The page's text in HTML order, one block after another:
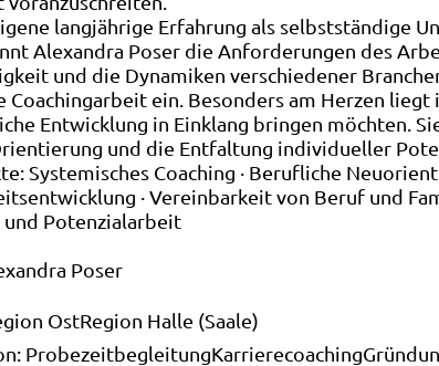
langjährige Erfahrung als selbstständige
Alexandra Poser die Anforderungen des
und die Dynamiken verschiedener
Coachingarbeit ein. Besonders am Herzen
Entwicklung in Einklang bringen möchten.
und die Entfaltung individueller
Systemisches Coaching · Berufliche
· Vereinbarkeit von Beruf und
und Potenzialarbeit
Poser
OstRegion Halle (Saale)
ProbezeitbegleitungKarrierecoaching